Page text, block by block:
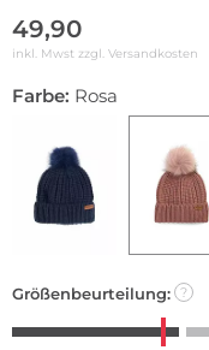
49,90
inkl. Mwst zzgl. Versandkosten
Farbe: Rosa
Größenbeurteilung: ?